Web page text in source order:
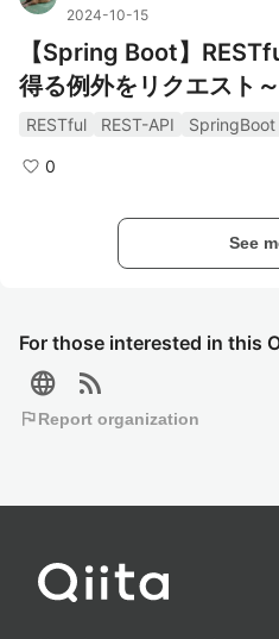
For those interested in this
language rss_feed
flagReport organization
2024-10-15
【Spring Boot】
得る例外をリクエスト
流れで見ながらハンド
RESTful REST-API SpringBoot
0
See